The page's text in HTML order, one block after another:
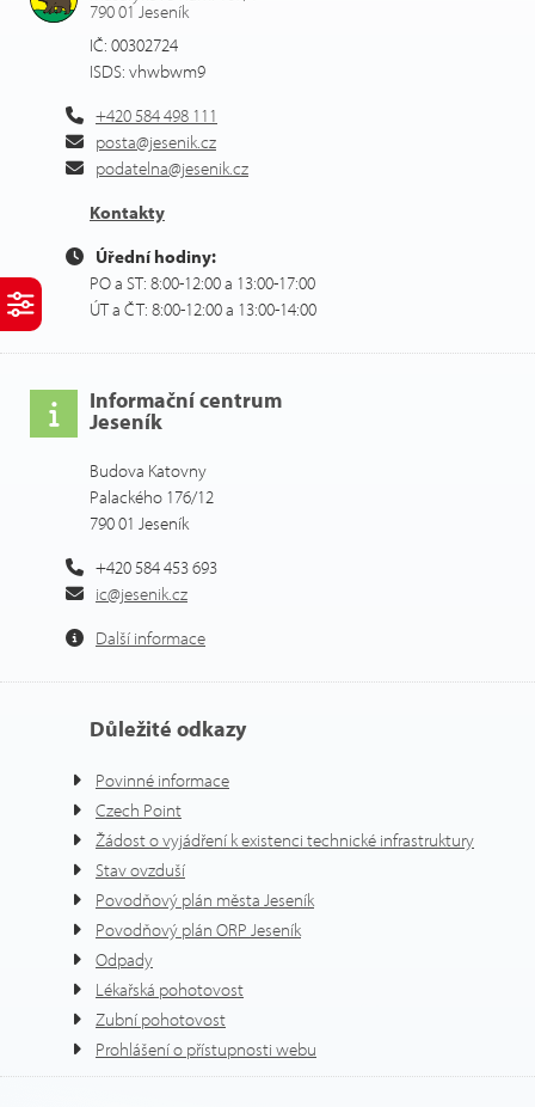
790 01 Jeseník
IČ: 00302724
ISDS: vhwbwm9
+420 584 498 111
posta@jesenik.cz
podatelna@jesenik.cz
Kontakty
Úřední hodiny:
PO a ST: 8:00-12:00 a 13:00-17:00
ÚT a ČT: 8:00-12:00 a 13:00-14:00
Informační centrum
Jeseník
Budova Katovny
Palackého 176/12
790 01 Jeseník
+420 584 453 693
ic@jesenik.cz
Další informace
Důležité odkazy
Povinné informace
Czech Point
Žádost o vyjádření k existenci technické infrastruktury
Stav ovzduší
Povodňový plán města Jeseník
Povodňový plán ORP Jeseník
Odpady
Lékařská pohotovost
Zubní pohotovost
Prohlášení o přístupnosti webu